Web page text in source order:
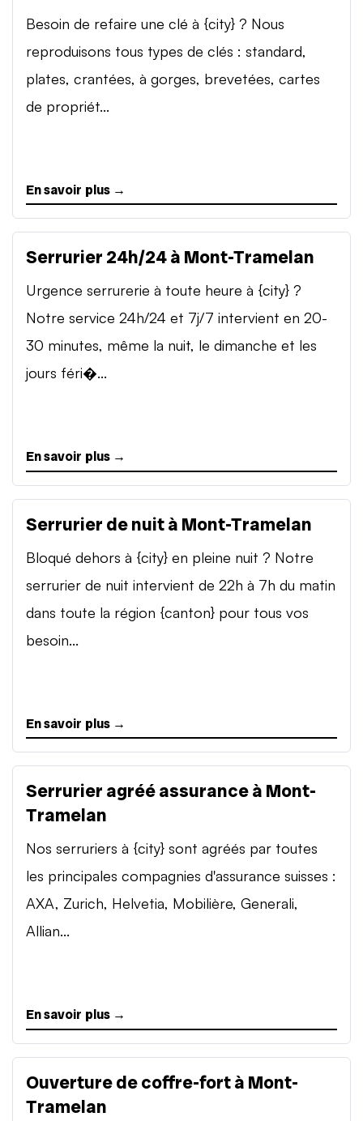
Besoin de refaire une clé à {city} ? Nous
reproduisons tous types de clés : standard,
plates, crantées, à gorges, brevetées, cartes
de propriét...
En savoir plus →
Serrurier 24h/24 à Mont-Tramelan
Urgence serrurerie à toute heure à {city} ?
Notre service 24h/24 et 7j/7 intervient en 20-
30 minutes, même la nuit, le dimanche et les
jours féri�...
En savoir plus →
Serrurier de nuit à Mont-Tramelan
Bloqué dehors à {city} en pleine nuit ? Notre
serrurier de nuit intervient de 22h à 7h du matin
dans toute la région {canton} pour tous vos
besoin...
En savoir plus →
Serrurier agréé assurance à Mont-
Tramelan
Nos serruriers à {city} sont agréés par toutes
les principales compagnies d'assurance suisses :
AXA, Zurich, Helvetia, Mobilière, Generali,
Allian...
En savoir plus →
Ouverture de coffre-fort à Mont-
Tramelan